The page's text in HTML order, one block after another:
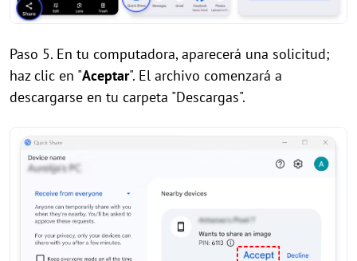
Paso 5. En tu computadora, aparecerá una solicitud;
haz clic en "Aceptar". El archivo comenzará a
descargarse en tu carpeta "Descargas".